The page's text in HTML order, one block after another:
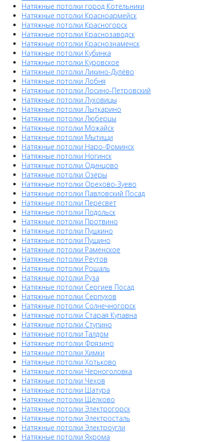
Натяжные потолки город Котельники
Натяжные потолки Красноармейск
Натяжные потолки Красногорск
Натяжные потолки Краснозаводск
Натяжные потолки Краснознаменск
Натяжные потолки Кубинка
Натяжные потолки Куровское
Натяжные потолки Ликино-Дулёво
Натяжные потолки Лобня
Натяжные потолки Лосино-Петровский
Натяжные потолки Луховицы
Натяжные потолки Лыткарино
Натяжные потолки Люберцы
Натяжные потолки Можайск
Натяжные потолки Мытищи
Натяжные потолки Наро-Фоминск
Натяжные потолки Ногинск
Натяжные потолки Одинцово
Натяжные потолки Озёры
Натяжные потолки Орехово-Зуево
Натяжные потолки Павловский Посад
Натяжные потолки Пересвет
Натяжные потолки Подольск
Натяжные потолки Протвино
Натяжные потолки Пушкино
Натяжные потолки Пущино
Натяжные потолки Раменское
Натяжные потолки Реутов
Натяжные потолки Рошаль
Натяжные потолки Руза
Натяжные потолки Сергиев Посад
Натяжные потолки Серпухов
Натяжные потолки Солнечногорск
Натяжные потолки Старая Купавна
Натяжные потолки Ступино
Натяжные потолки Талдом
Натяжные потолки Фрязино
Натяжные потолки Химки
Натяжные потолки Хотьково
Натяжные потолки Черноголовка
Натяжные потолки Чехов
Натяжные потолки Шатура
Натяжные потолки Щёлково
Натяжные потолки Электрогорск
Натяжные потолки Электросталь
Натяжные потолки Электроугли
Натяжные потолки Яхрома